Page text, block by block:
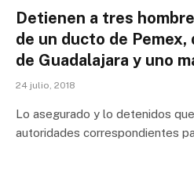
Detienen a tres
de un ducto de Pemex,
de Guadalajara y uno
24 julio, 2018
Lo asegurado y lo detenidos
autoridades correspondientes